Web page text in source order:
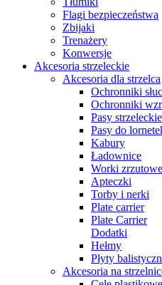
Flagi bezpieczeństwa
Zbijaki
Trenażery
Konwersje
Akcesoria strzeleckie
Akcesoria dla strzelca
Ochronniki
Ochronniki
Pasy strzeleckie
Pasy do
Kabury
Ładownice
Worki zrzutowe
Apteczki
Torby i nerki
Plate carrier
Plate Carrier
Dodatki
Hełmy
Płyty
Akcesoria na